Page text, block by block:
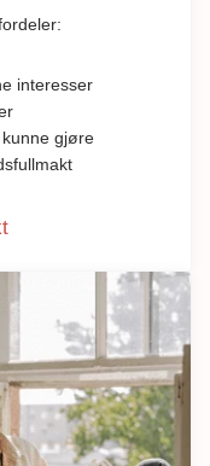
interesser
gjøre